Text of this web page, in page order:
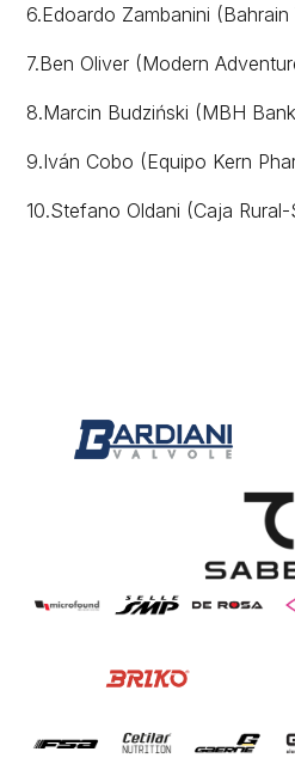
6.Edoardo Zambanini
7.Ben Oliver (Modern
8.Marcin Budziński (MBH
9.Iván Cobo (Equipo Kern
10.Stefano Oldani (Caja Rural-